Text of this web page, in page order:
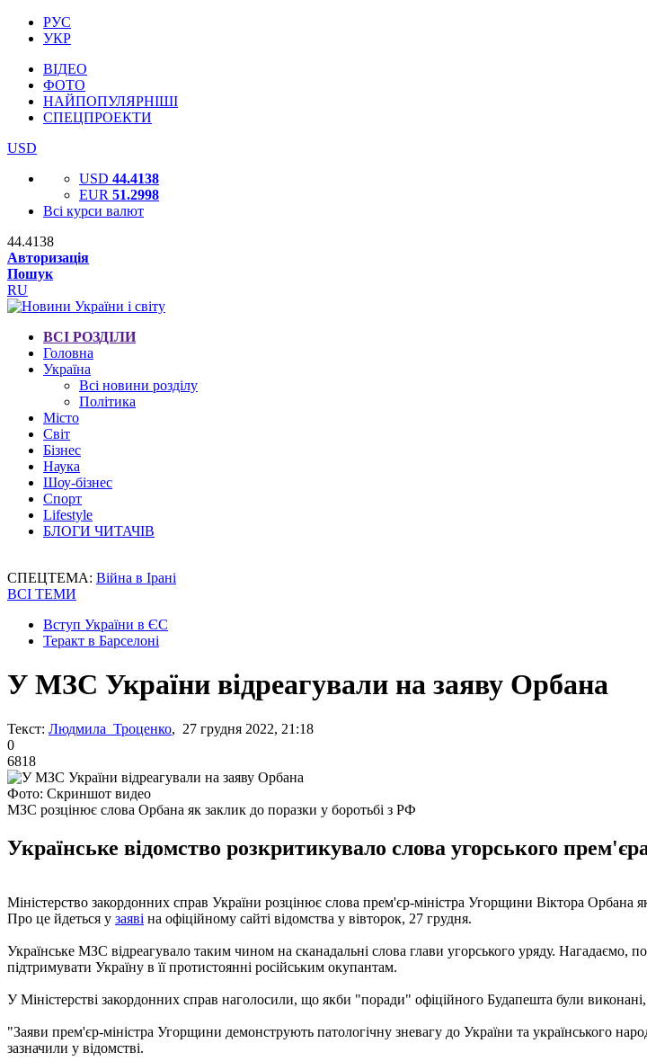
РУС
УКР
ВІДЕО
ФОТО
НАЙПОПУЛЯРНІШІ
СПЕЦПРОЕКТИ
USD
USD 44.4138
EUR 51.2998
Всі курси валют
44.4138
Авторизація
Пошук
RU
ВСІ РОЗДІЛИ
Головна
Україна
Всі новини розділу
Політика
Місто
Світ
Бізнес
Наука
Шоу-бізнес
Спорт
Lifestyle
БЛОГИ ЧИТАЧІВ
СПЕЦТЕМА: Війна в Ірані
ВСІ ТЕМИ
Вступ України в ЄС
Теракт в Барселоні
У МЗС України відреагували на заяву Орбана
Текст: Людмила Троценко, 27 грудня 2022, 21:18
0
6818
Фото: Скриншот видео
МЗС розцінює слова Орбана як заклик до поразки у боротьбі з РФ
Українське відомство розкритикувало слова угорського
Міністерство закордонних справ України розцінює слова прем'єр-міністра Угорщини Віктора
Про це йдеться у заяві на офіційному сайті відомства у вівторок, 27 грудня.
Українське МЗС відреагувало таким чином на сканадальні слова глави угорського уряду.
підтримувати Україну в її протистоянні російським окупантам.
У Міністерстві закордонних справ наголосили, що якби "поради" офіційного Будапешта були
"Заяви прем'єр-міністра Угорщини демонструють патологічну зневагу до України та українського
зазначили у відомстві.